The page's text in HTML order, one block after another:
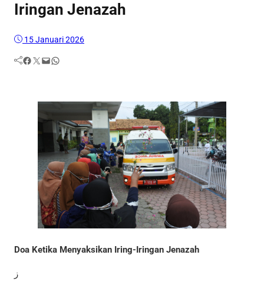
Iringan Jenazah
15 Januari 2026
Facebook Twitter Mail WhatsApp
Doa Ketika Menyaksikan Iring-Iringan Jenazah
ز